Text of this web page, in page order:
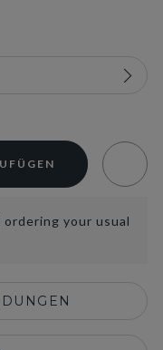
ordering your usual